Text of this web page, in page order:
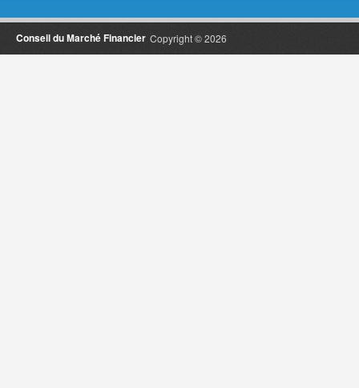
Copyright © 2026
Conseil du Marché Financier